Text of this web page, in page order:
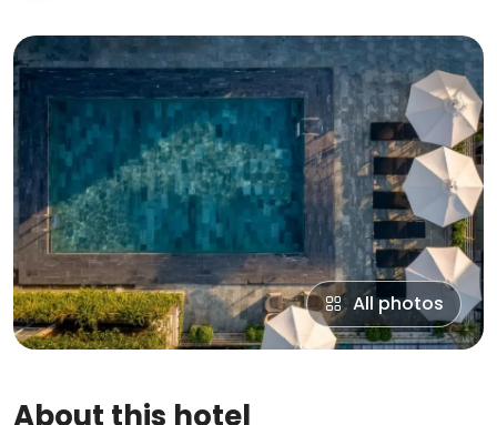
All photos
About this hotel